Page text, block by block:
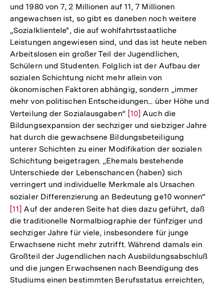
und 1980 von 7, 2 Millionen auf 11, 7 Millionen
angewachsen ist, so gibt es daneben noch weitere
„Sozialklientele", die auf wohlfahrtsstaatliche
Leistungen angewiesen sind, und das ist heute neben
Arbeitslosen ein großer Teil der Jugendlichen,
Schülern und Studenten. Folglich ist der Aufbau der
sozialen Schichtung nicht mehr allein von
ökonomischen Faktoren abhängig, sondern „immer
mehr von politischen Entscheidungen... über Höhe und
Verteilung der Sozialausgaben“ Zur
Auflösung
der
Fußnote
[10] Auch die
Bildungsexpansion der sechziger und siebziger Jahre
hat durch die gewachsene Bildungsbeteiligung
unterer Schichten zu einer Modifikation der sozialen
Schichtung beigetragen. „Ehemals bestehende
Unterschiede der Lebenschancen (haben) sich
verringert und individuelle Merkmale als Ursachen
sozialer Differenzierung an Bedeutung ge10 wonnen“
[11] Auf der anderen Seite hat dies dazu geführt, daß
die traditionelle Normalbiographie der fünfziger und
sechziger Jahre für viele, insbesondere für junge
Erwachsene nicht mehr zutrifft. Während damals ein
Großteil der Jugendlichen nach Ausbildungsabschluß
und die jungen Erwachsenen nach Beendigung des
Studiums einen bestimmten Berufsstatus erreichten,